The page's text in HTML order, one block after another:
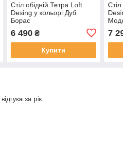
Стіл обідній Тетра Loft
Desing у кольорі Дуб
Борас
6 490₴
Купити
7
за рік